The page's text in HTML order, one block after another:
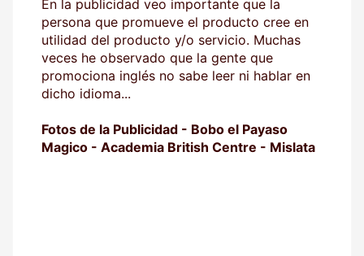
En la publicidad veo importante que la
persona que promueve el producto cree en
utilidad del producto y/o servicio. Muchas
veces he observado que la gente que
promociona inglés no sabe leer ni hablar en
dicho idioma...
Fotos de la Publicidad - Bobo el Payaso
Magico - Academia British Centre - Mislata